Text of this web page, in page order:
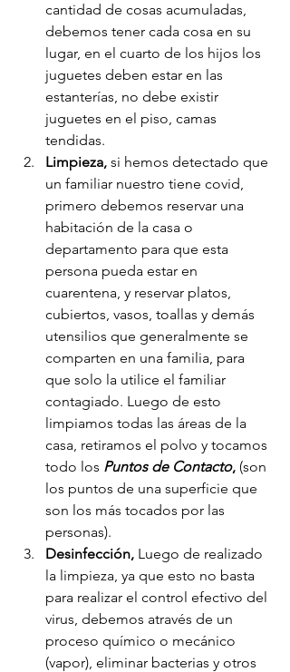
cantidad de cosas acumuladas,
debemos tener cada cosa en su
lugar, en el cuarto de los hijos los
juguetes deben estar en las
estanterías, no debe existir
juguetes en el piso, camas
tendidas.
Limpieza, si hemos detectado que
un familiar nuestro tiene covid,
primero debemos reservar una
habitación de la casa o
departamento para que esta
persona pueda estar en
cuarentena, y reservar platos,
cubiertos, vasos, toallas y demás
utensilios que generalmente se
comparten en una familia, para
que solo la utilice el familiar
contagiado. Luego de esto
limpiamos todas las áreas de la
casa, retiramos el polvo y tocamos
todo los Puntos de Contacto, (son
los puntos de una superficie que
son los más tocados por las
personas).
Desinfección, Luego de realizado
la limpieza, ya que esto no basta
para realizar el control efectivo del
virus, debemos através de un
proceso químico o mecánico
(vapor), eliminar bacterias y otros